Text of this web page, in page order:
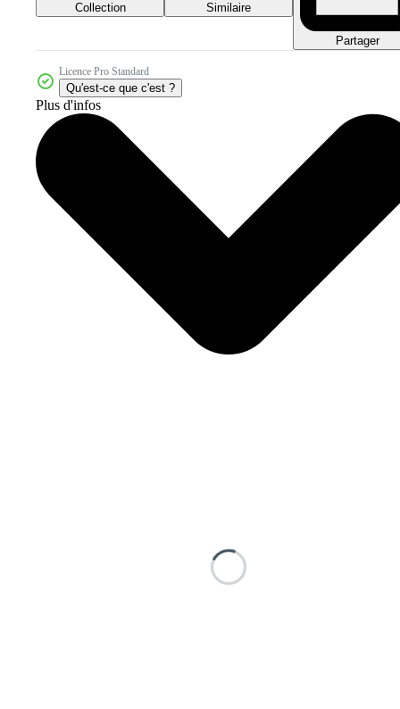
Collection Similaire
Partager
Licence Pro Standard
Qu'est-ce que c'est ?
Plus d'infos